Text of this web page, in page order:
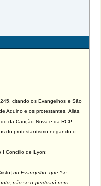
citando os Evangelhos e São
Aquino e os protestantes. Aliás,
da Canção Nova e da RCP
do protestantismo negando o
Concílio de Lyon:
no Evangelho que “se
não se o perdoará nem